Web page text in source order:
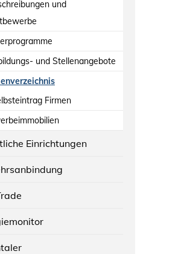
und
und Stellenangebote
Firmen
Einrichtungen